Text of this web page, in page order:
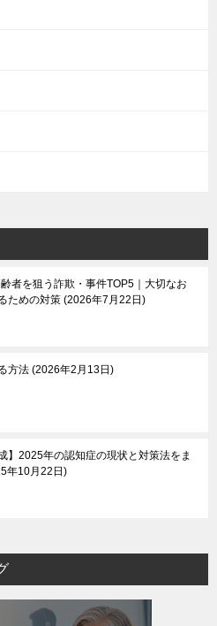
齢者を狙う詐欺・事件TOP5｜大切なお
ための対策 2026年7月22日
方法 2026年2月13日
】2025年の認知症の現状と対策法をま
年10月22日